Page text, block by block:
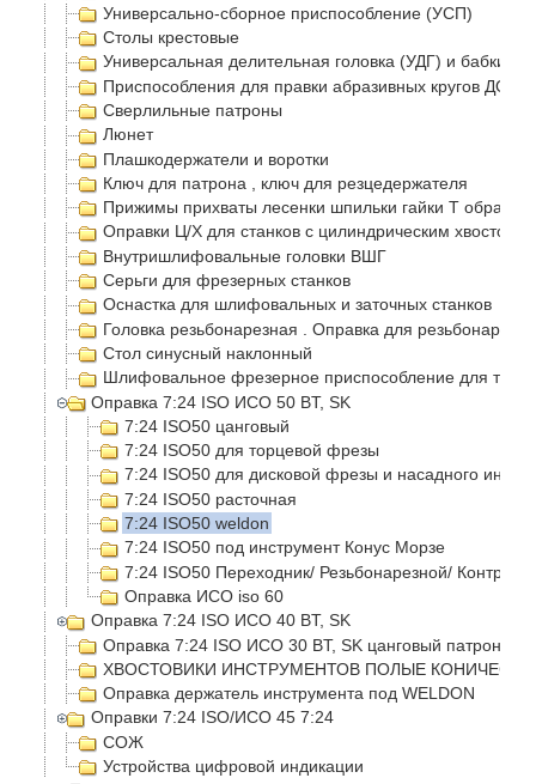
Универсально-сборное приспособление (УСП)
Столы крестовые
Универсальная делительная головка (УДГ) и бабки
Приспособления для правки абразивных кругов ДО-
Сверлильные патроны
Люнет
Плашкодержатели и воротки
Ключ для патрона , ключ для резцедержателя
Прижимы прихваты лесенки шпильки гайки Т
Оправки Ц/Х для станков с цилиндрическим
Внутришлифовальные головки ВШГ
Серьги для фрезерных станков
Оснастка для шлифовальных и заточных станков
Головка резьбонарезная . Оправка для
Стол синусный наклонный
Шлифовальное фрезерное приспособление для
Оправка 7:24 ISO ИСО 50 BT, SK
7:24 ISO50 цанговый
7:24 ISO50 для торцевой фрезы
7:24 ISO50 для дисковой фрезы и насадного
7:24 ISO50 расточная
7:24 ISO50 weldon
7:24 ISO50 под инструмент Конус Морзе
7:24 ISO50 Переходник/ Резьбонарезной/
Оправка ИСО iso 60
Оправка 7:24 ISO ИСО 40 BT, SK
Оправка 7:24 ISO ИСО 30 BT, SK цанговый патрон
ХВОСТОВИКИ ИНСТРУМЕНТОВ ПОЛЫЕ
Оправка держатель инструмента под WELDON
Оправки 7:24 ISO/ИСО 45 7:24
СОЖ
Устройства цифровой индикации